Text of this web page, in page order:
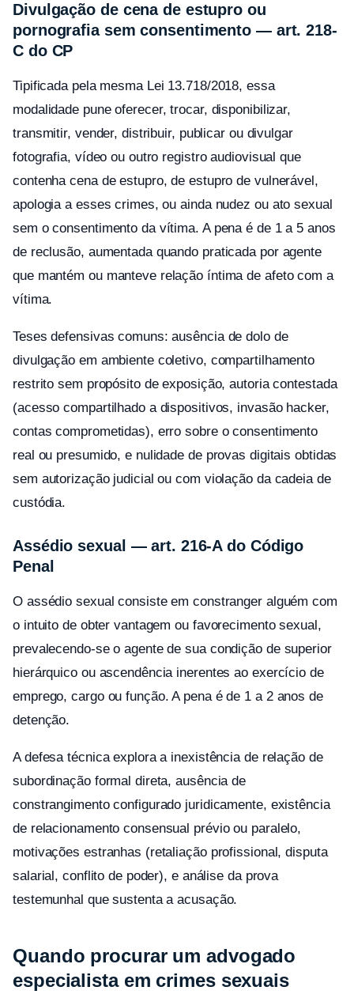
Divulgação de cena de estupro ou
pornografia sem consentimento — art. 218-
C do CP
Tipificada pela mesma Lei 13.718/2018, essa
modalidade pune oferecer, trocar, disponibilizar,
transmitir, vender, distribuir, publicar ou divulgar
fotografia, vídeo ou outro registro audiovisual que
contenha cena de estupro, de estupro de vulnerável,
apologia a esses crimes, ou ainda nudez ou ato sexual
sem o consentimento da vítima. A pena é de 1 a 5 anos
de reclusão, aumentada quando praticada por agente
que mantém ou manteve relação íntima de afeto com a
vítima.
Teses defensivas comuns: ausência de dolo de
divulgação em ambiente coletivo, compartilhamento
restrito sem propósito de exposição, autoria contestada
(acesso compartilhado a dispositivos, invasão hacker,
contas comprometidas), erro sobre o consentimento
real ou presumido, e nulidade de provas digitais obtidas
sem autorização judicial ou com violação da cadeia de
custódia.
Assédio sexual — art. 216-A do Código
Penal
O assédio sexual consiste em constranger alguém com
o intuito de obter vantagem ou favorecimento sexual,
prevalecendo-se o agente de sua condição de superior
hierárquico ou ascendência inerentes ao exercício de
emprego, cargo ou função. A pena é de 1 a 2 anos de
detenção.
A defesa técnica explora a inexistência de relação de
subordinação formal direta, ausência de
constrangimento configurado juridicamente, existência
de relacionamento consensual prévio ou paralelo,
motivações estranhas (retaliação profissional, disputa
salarial, conflito de poder), e análise da prova
testemunhal que sustenta a acusação.
Quando procurar um advogado
especialista em crimes sexuais